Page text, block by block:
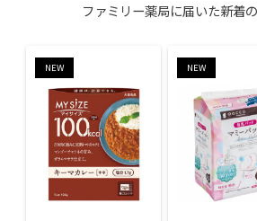
ファミリー薬局に届いた新着の
NEW NEW